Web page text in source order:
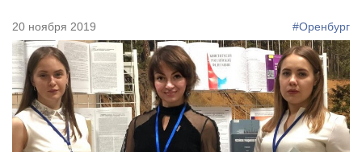
20 ноября 2019 #Оренбург